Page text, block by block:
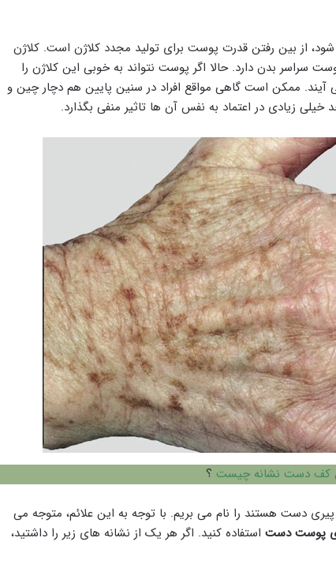
از بین رفتن قدرت پوست برای تولید مجدد کلاژن است. کلاژن
بدن دارد. حالا اگر پوست نتواند به خوبی این کلاژن را
ممکن است گاهی مواقع افراد در سنین پایین هم دچار چین و
زیادی در اعتماد به نفس آن ها تاثیر منفی بگذارد.
كف دست نشانه چيست ؟
دست هستند را نام می بریم. با توجه به این علائم، متوجه می
پوست دست استفاده کنید. اگر هر یک از نشانه های زیر را داشتید،